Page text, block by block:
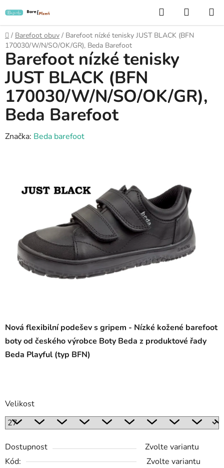
na
obsah
Hledat
KOŠÍK
Domů
/ Barefoot obuv / Barefoot nízké tenisky JUST BLACK (BFN
170030/W/N/SO/OK/GR), Beda Barefoot
Nová flexibilní podešev s gripem - Nízké kožené barefoot
boty od českého výrobce Boty Beda z produktové řady
Beda Playful (typ BFN)
Velikost
Dostupnost
Zvolte variantu
Kód:
Zvolte variantu
Barefoot nízké tenisky
JUST BLACK (BFN
170030/W/N/SO/OK/GR),
Beda Barefoot
Značka: Beda barefoot